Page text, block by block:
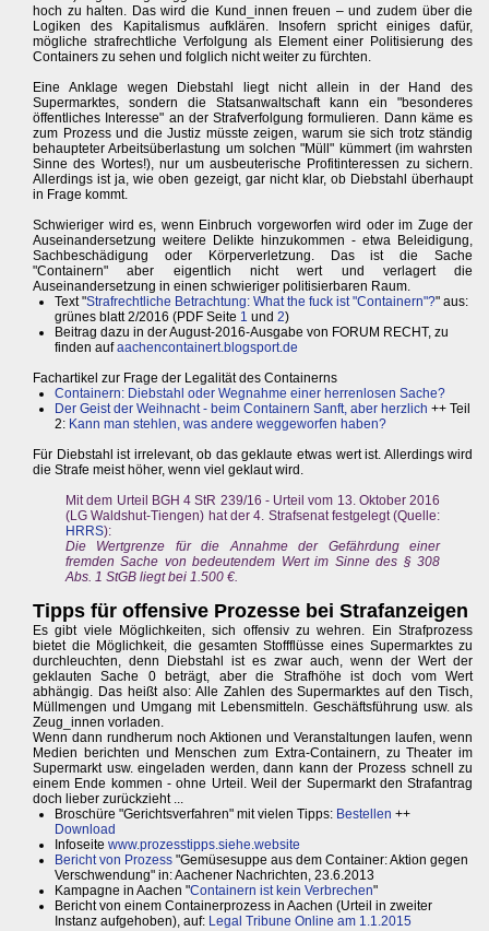
hoch zu halten. Das wird die Kund_innen freuen – und zudem über die
Logiken des Kapitalismus aufklären. Insofern spricht einiges dafür,
mögliche strafrechtliche Verfolgung als Element einer Politisierung des
Containers zu sehen und folglich nicht weiter zu fürchten.
Eine Anklage wegen Diebstahl liegt nicht allein in der Hand des
Supermarktes, sondern die Statsanwaltschaft kann ein "besonderes
öffentliches Interesse" an der Strafverfolgung formulieren. Dann käme es
zum Prozess und die Justiz müsste zeigen, warum sie sich trotz ständig
behaupteter Arbeitsüberlastung um solchen "Müll" kümmert (im wahrsten
Sinne des Wortes!), nur um ausbeuterische Profitinteressen zu sichern.
Allerdings ist ja, wie oben gezeigt, gar nicht klar, ob Diebstahl überhaupt
in Frage kommt.
Schwieriger wird es, wenn Einbruch vorgeworfen wird oder im Zuge der
Auseinandersetzung weitere Delikte hinzukommen - etwa Beleidigung,
Sachbeschädigung oder Körperverletzung. Das ist die Sache
"Containern" aber eigentlich nicht wert und verlagert die
Auseinandersetzung in einen schwieriger politisierbaren Raum.
Text "Strafrechtliche Betrachtung: What the fuck ist "Containern"?" aus:
grünes blatt 2/2016 (PDF Seite 1 und 2)
Beitrag dazu in der August-2016-Ausgabe von FORUM RECHT, zu
finden aufaachencontainert.blogsport.de
Fachartikel zur Frage der Legalität des Containerns
Containern: Diebstahl oder Wegnahme einer herrenlosen Sache?
Der Geist der Weihnacht - beim Containern Sanft, aber herzlich ++ Teil
2: Kann man stehlen, was andere weggeworfen haben?
Für Diebstahl ist irrelevant, ob das geklaute etwas wert ist. Allerdings wird
die Strafe meist höher, wenn viel geklaut wird.
Mit dem Urteil BGH 4 StR 239/16 - Urteil vom 13. Oktober 2016
(LG Waldshut-Tiengen) hat der 4. Strafsenat festgelegt (Quelle:
HRRS):
Die Wertgrenze für die Annahme der Gefährdung einer
fremden Sache von bedeutendem Wert im Sinne des § 308
Abs. 1 StGB liegt bei 1.500 €.
Tipps für offensive Prozesse bei Strafanzeigen
Es gibt viele Möglichkeiten, sich offensiv zu wehren. Ein Strafprozess
bietet die Möglichkeit, die gesamten Stoffflüsse eines Supermarktes zu
durchleuchten, denn Diebstahl ist es zwar auch, wenn der Wert der
geklauten Sache 0 beträgt, aber die Strafhöhe ist doch vom Wert
abhängig. Das heißt also: Alle Zahlen des Supermarktes auf den Tisch,
Müllmengen und Umgang mit Lebensmitteln. Geschäftsführung usw. als
Zeug_innen vorladen.
Wenn dann rundherum noch Aktionen und Veranstaltungen laufen, wenn
Medien berichten und Menschen zum Extra-Containern, zu Theater im
Supermarkt usw. eingeladen werden, dann kann der Prozess schnell zu
einem Ende kommen - ohne Urteil. Weil der Supermarkt den Strafantrag
doch lieber zurückzieht ...
Broschüre "Gerichtsverfahren" mit vielen Tipps: Bestellen ++
Download
Infoseite www.prozesstipps.siehe.website
Bericht von Prozess "Gemüsesuppe aus dem Container: Aktion gegen
Verschwendung" in: Aachener Nachrichten, 23.6.2013
Kampagne in Aachen "Containern ist kein Verbrechen"
Bericht von einem Containerprozess in Aachen (Urteil in zweiter
Instanz aufgehoben), auf: Legal Tribune Online am 1.1.2015